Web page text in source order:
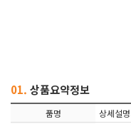
01. 상품요약정보
품명
상세설